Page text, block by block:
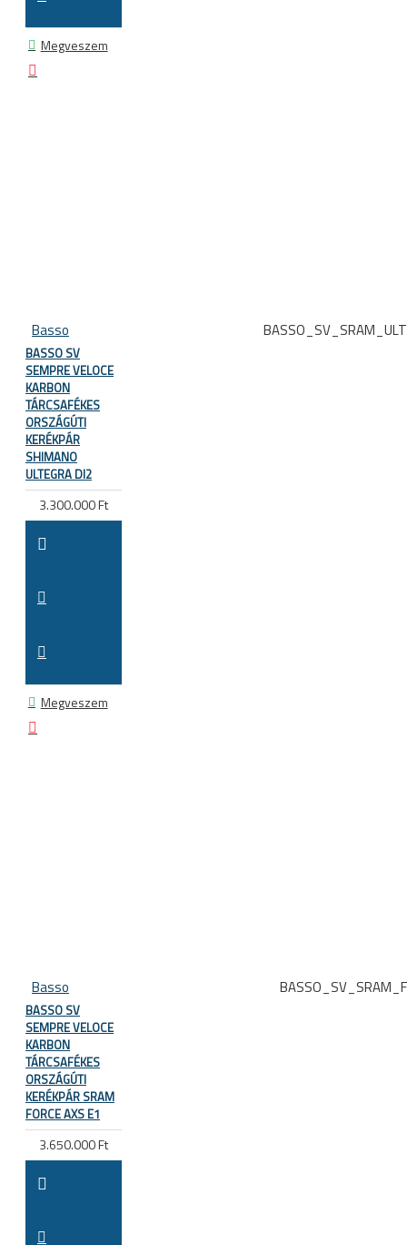
Megveszem
Basso
BASSO SV
SEMPRE VELOCE
KARBON
TÁRCSAFÉKES
ORSZÁGÚTI
KERÉKPÁR
SHIMANO
ULTEGRA DI2
3.300.000 Ft
Megveszem
Basso
BASSO SV
SEMPRE VELOCE
KARBON
TÁRCSAFÉKES
ORSZÁGÚTI
KERÉKPÁR SRAM
FORCE AXS E1
3.650.000 Ft